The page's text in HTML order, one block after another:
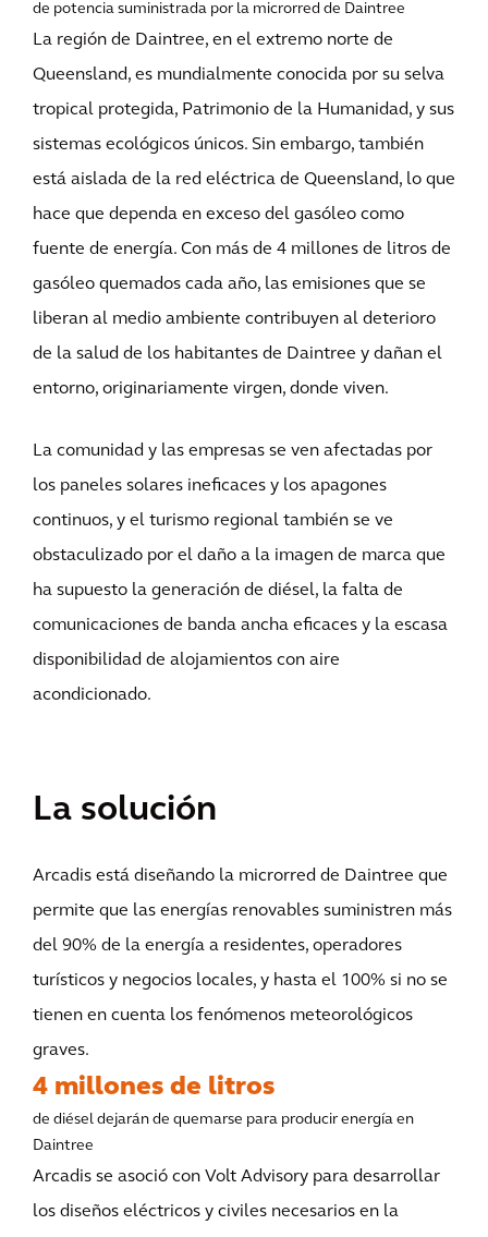
de potencia suministrada por la microrred de Daintree
La región de Daintree, en el extremo norte de
Queensland, es mundialmente conocida por su selva
tropical protegida, Patrimonio de la Humanidad, y sus
sistemas ecológicos únicos. Sin embargo, también
está aislada de la red eléctrica de Queensland, lo que
hace que dependa en exceso del gasóleo como
fuente de energía. Con más de 4 millones de litros de
gasóleo quemados cada año, las emisiones que se
liberan al medio ambiente contribuyen al deterioro
de la salud de los habitantes de Daintree y dañan el
entorno, originariamente virgen, donde viven.
La comunidad y las empresas se ven afectadas por
los paneles solares ineficaces y los apagones
continuos, y el turismo regional también se ve
obstaculizado por el daño a la imagen de marca que
ha supuesto la generación de diésel, la falta de
comunicaciones de banda ancha eficaces y la escasa
disponibilidad de alojamientos con aire
acondicionado.
La solución
Arcadis está diseñando la microrred de Daintree que
permite que las energías renovables suministren más
del 90% de la energía a residentes, operadores
turísticos y negocios locales, y hasta el 100% si no se
tienen en cuenta los fenómenos meteorológicos
graves.
4 millones de litros
de diésel dejarán de quemarse para producir energía en
Daintree
Arcadis se asoció con Volt Advisory para desarrollar
los diseños eléctricos y civiles necesarios en la